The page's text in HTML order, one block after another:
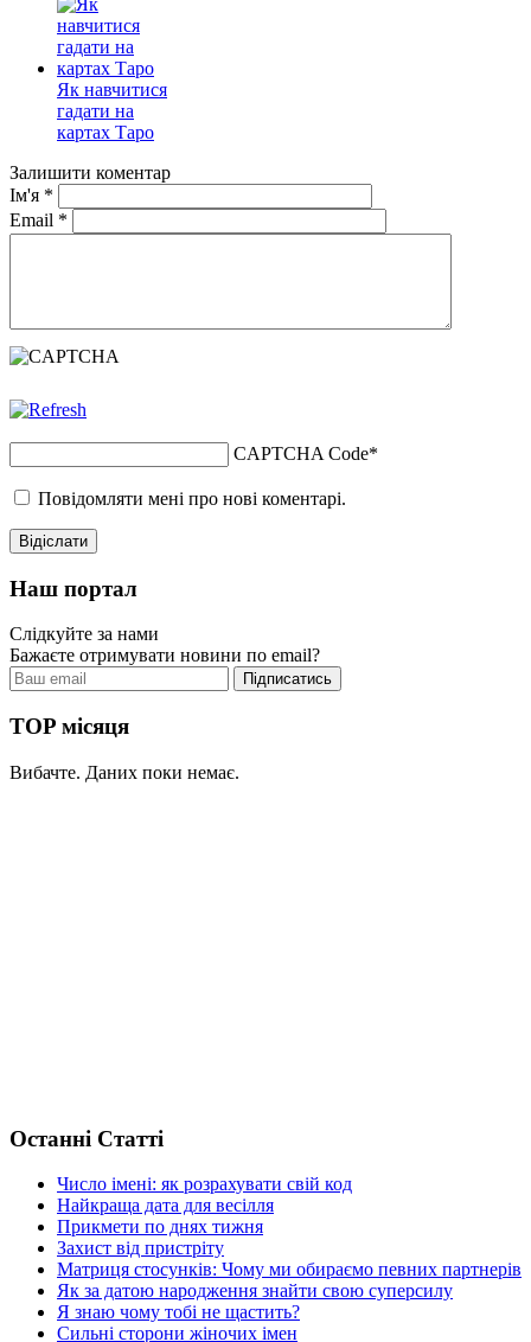
Як навчитися
гадати на
картах Таро
Залишити коментар
Ім'я *
Email *
CAPTCHA Code*
Повідомляти мені про нові коментарі.
Наш портал
Слідкуйте за нами
Бажаєте отримувати новини по email?
TOP місяця
Вибачте. Даних поки немає.
Останні Статті
Число імені: як розрахувати свій код
Найкраща дата для весілля
Прикмети по днях тижня
Захист від пристріту
Матриця стосунків: Чому ми обираємо певних партнерів
Як за датою народження знайти свою суперсилу
Я знаю чому тобі не щастить?
Сильні сторони жіночих імен